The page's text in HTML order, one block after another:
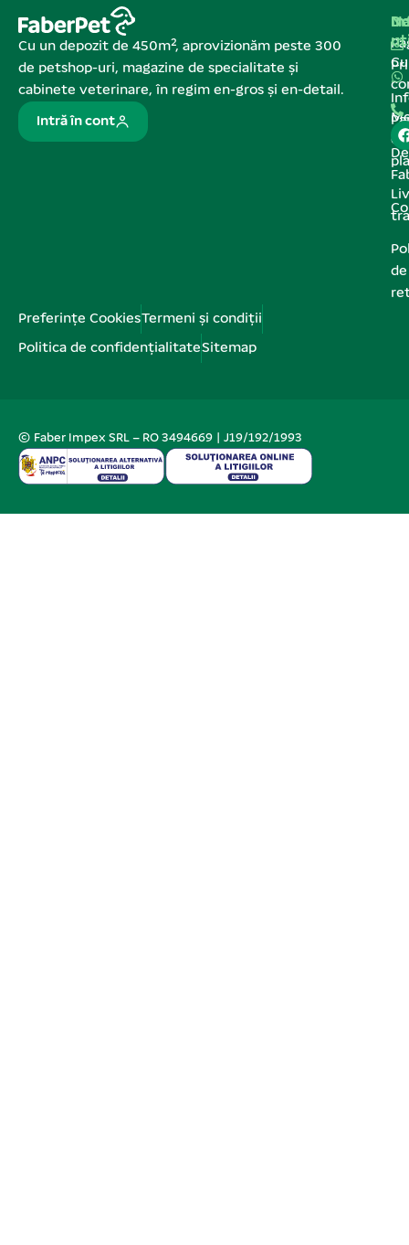
Cu un depozit de 450m², aprovizionăm peste 300
de petshop-uri, magazine de specialitate și
cabinete veterinare, în regim en-gros și en-detail.
Intră în cont
de
de
Preferințe CookiesTermeni și condiții
Politica de confidențialitateSitemap
© Faber Impex SRL – RO 3494669 | J19/192/1993